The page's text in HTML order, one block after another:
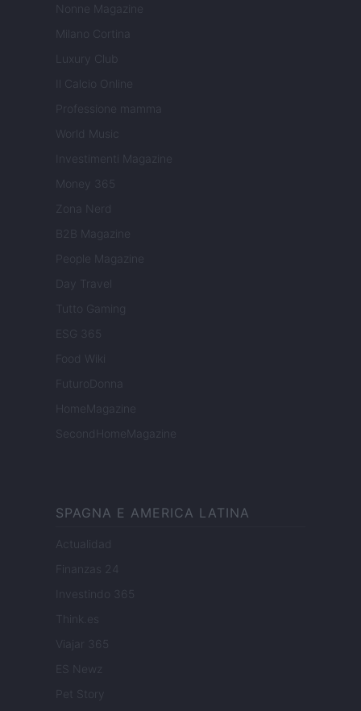
Nonne Magazine
Milano Cortina
Luxury Club
Il Calcio Online
Professione mamma
World Music
Investimenti Magazine
Money 365
Zona Nerd
B2B Magazine
People Magazine
Day Travel
Tutto Gaming
ESG 365
Food Wiki
FuturoDonna
HomeMagazine
SecondHomeMagazine
SPAGNA E AMERICA LATINA
Actualidad
Finanzas 24
Investindo 365
Think.es
Viajar 365
ES Newz